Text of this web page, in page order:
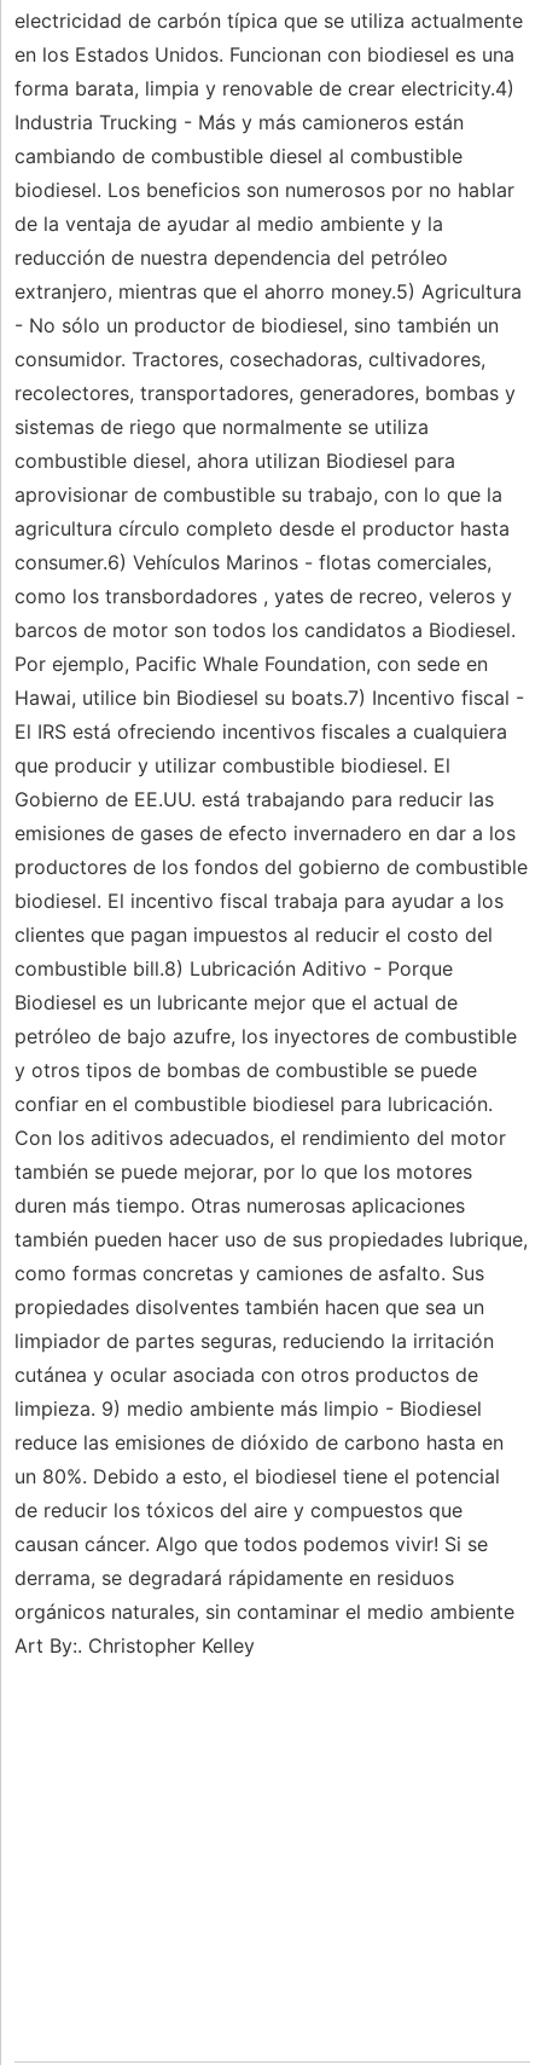
electricidad de carbón típica que se utiliza actualmente
en los Estados Unidos. Funcionan con biodiesel es una
forma barata, limpia y renovable de crear electricity.4)
Industria Trucking - Más y más camioneros están
cambiando de combustible diesel al combustible
biodiesel. Los beneficios son numerosos por no hablar
de la ventaja de ayudar al medio ambiente y la
reducción de nuestra dependencia del petróleo
extranjero, mientras que el ahorro money.5) Agricultura
- No sólo un productor de biodiesel, sino también un
consumidor. Tractores, cosechadoras, cultivadores,
recolectores, transportadores, generadores, bombas y
sistemas de riego que normalmente se utiliza
combustible diesel, ahora utilizan Biodiesel para
aprovisionar de combustible su trabajo, con lo que la
agricultura círculo completo desde el productor hasta
consumer.6) Vehículos Marinos - flotas comerciales,
como los transbordadores , yates de recreo, veleros y
barcos de motor son todos los candidatos a Biodiesel.
Por ejemplo, Pacific Whale Foundation, con sede en
Hawai, utilice bin Biodiesel su boats.7) Incentivo fiscal -
El IRS está ofreciendo incentivos fiscales a cualquiera
que producir y utilizar combustible biodiesel. El
Gobierno de EE.UU. está trabajando para reducir las
emisiones de gases de efecto invernadero en dar a los
productores de los fondos del gobierno de combustible
biodiesel. El incentivo fiscal trabaja para ayudar a los
clientes que pagan impuestos al reducir el costo del
combustible bill.8) Lubricación Aditivo - Porque
Biodiesel es un lubricante mejor que el actual de
petróleo de bajo azufre, los inyectores de combustible
y otros tipos de bombas de combustible se puede
confiar en el combustible biodiesel para lubricación.
Con los aditivos adecuados, el rendimiento del motor
también se puede mejorar, por lo que los motores
duren más tiempo. Otras numerosas aplicaciones
también pueden hacer uso de sus propiedades lubrique,
como formas concretas y camiones de asfalto. Sus
propiedades disolventes también hacen que sea un
limpiador de partes seguras, reduciendo la irritación
cutánea y ocular asociada con otros productos de
limpieza. 9) medio ambiente más limpio - Biodiesel
reduce las emisiones de dióxido de carbono hasta en
un 80%. Debido a esto, el biodiesel tiene el potencial
de reducir los tóxicos del aire y compuestos que
causan cáncer. Algo que todos podemos vivir! Si se
derrama, se degradará rápidamente en residuos
orgánicos naturales, sin contaminar el medio ambiente
Art By:. Christopher Kelley